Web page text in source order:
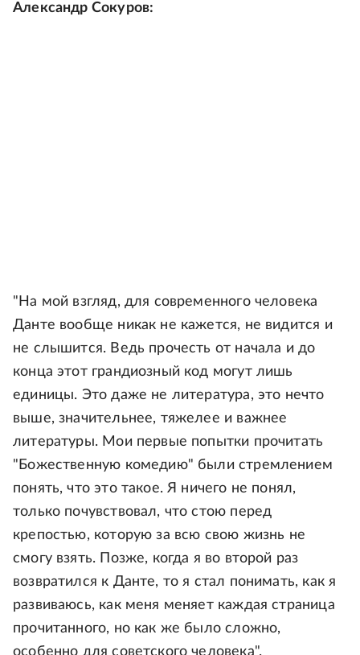
Александр Сокуров:
"На мой взгляд, для современного человека
Данте вообще никак не кажется, не видится и
не слышится. Ведь прочесть от начала и до
конца этот грандиозный код могут лишь
единицы. Это даже не литература, это нечто
выше, значительнее, тяжелее и важнее
литературы. Мои первые попытки прочитать
"Божественную комедию" были стремлением
понять, что это такое. Я ничего не понял,
только почувствовал, что стою перед
крепостью, которую за всю свою жизнь не
смогу взять. Позже, когда я во второй раз
возвратился к Данте, то я стал понимать, как я
развиваюсь, как меня меняет каждая страница
прочитанного, но как же было сложно,
особенно для советского человека".